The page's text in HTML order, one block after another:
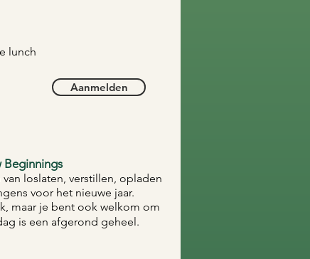
lunch​​
Aanmelden
Beginnings
loslaten, verstillen, opladen
voor het nieuwe jaar.
maar je bent ook welkom om
is een afgerond geheel.